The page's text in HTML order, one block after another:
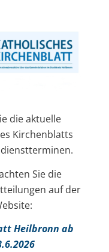
die aktuelle
Kirchenblatts
Sie die
auf der
Heilbronn ab